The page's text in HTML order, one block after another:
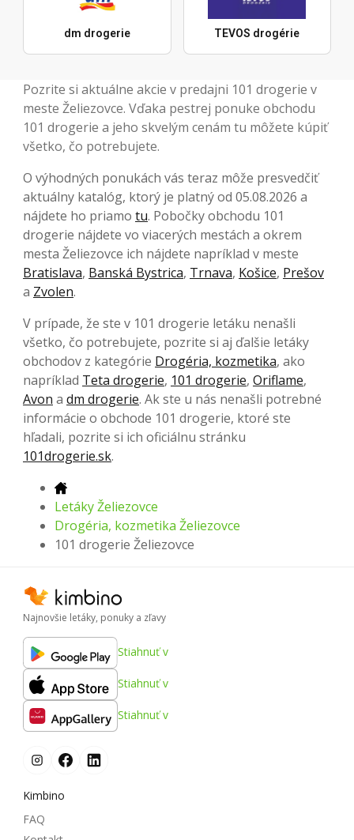
dm drogerie TEVOS drogérie
Pozrite si aktuálne akcie v predajni 101 drogerie v
meste Želiezovce. Vďaka pestrej ponuke obchodu
101 drogerie a jeho skvelým cenám tu môžete kúpiť
všetko, čo potrebujete.
O výhodných ponukách vás teraz môže presvedčiť
aktuálny katalóg, ktorý je platný od 05.08.2026 a
nájdete ho priamo tu. Pobočky obchodu 101
drogerie nájdete vo viacerých mestách a okrem
mesta Želiezovce ich nájdete napríklad v meste
Bratislava, Banská Bystrica, Trnava, Košice, Prešov
a Zvolen.
V prípade, že ste v 101 drogerie letáku nenašli
všetko, čo potrebujete, pozrite si aj ďalšie letáky
obchodov z kategórie Drogéria, kozmetika, ako
napríklad Teta drogerie, 101 drogerie, Oriflame,
Avon a dm drogerie. Ak ste u nás nenašli potrebné
informácie o obchode 101 drogerie, ktoré ste
hľadali, pozrite si ich oficiálnu stránku
101drogerie.sk.
Letáky Želiezovce
Drogéria, kozmetika Želiezovce
101 drogerie Želiezovce
Najnovšie letáky, ponuky a zľavy
Stiahnuť v
Stiahnuť v
Stiahnuť v
Kimbino
FAQ